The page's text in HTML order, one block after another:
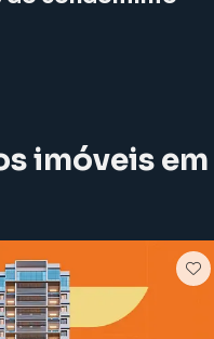
sua visita!
imóveis